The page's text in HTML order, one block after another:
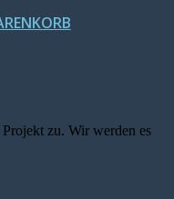
zu. Wir werden es